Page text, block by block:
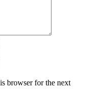
browser for the next